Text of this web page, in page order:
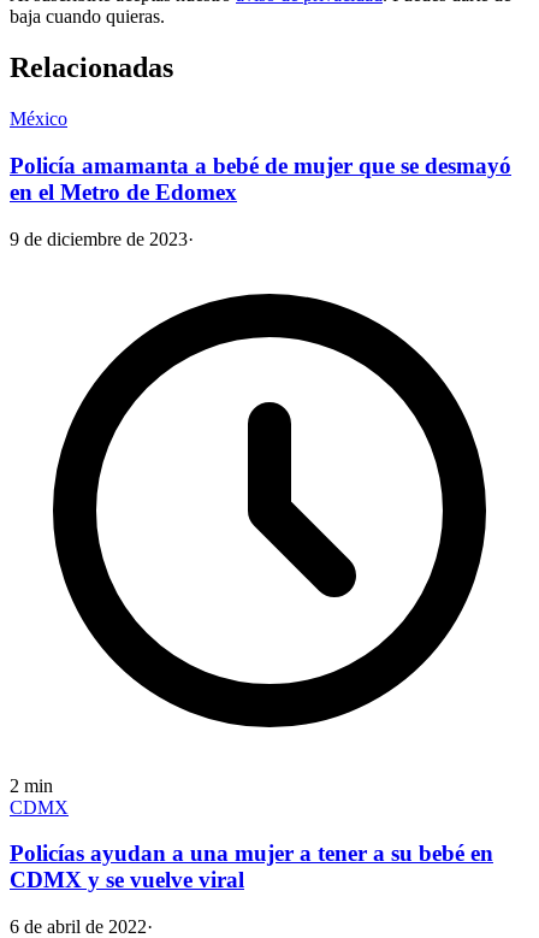
baja cuando quieras.
Relacionadas
México
Policía amamanta a bebé de mujer que se desmayó
en el Metro de Edomex
9 de diciembre de 2023·
2 min
CDMX
Policías ayudan a una mujer a tener a su bebé en
CDMX y se vuelve viral
6 de abril de 2022·